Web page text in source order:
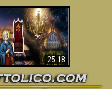
25:18
La Bibbia ha previsto
70 anni senza Papa?